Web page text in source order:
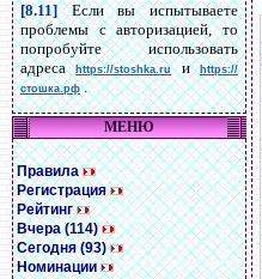
[8.11]Если вы испытываете
проблемы с авторизацией, то
попробуйте использовать
адресаhttps://stoshka.ruиhttps://
стошка.рф.
МЕНЮ
Правила
Регистрация
Рейтинг
Вчера (114)
Сегодня (93)
Номинации